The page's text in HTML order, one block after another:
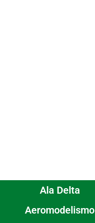
Ala Delta
Aeromodelismo